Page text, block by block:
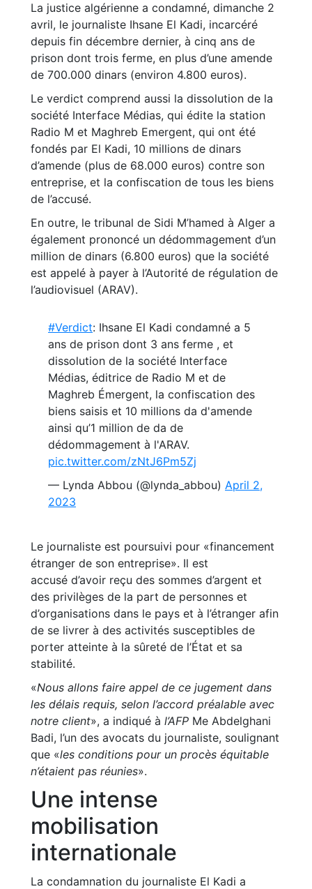
La justice algérienne a condamné, dimanche 2
avril, le journaliste Ihsane El Kadi, incarcéré
depuis fin décembre dernier, à cinq ans de
prison dont trois ferme, en plus d’une amende
de 700.000 dinars (environ 4.800 euros).
Le verdict comprend aussi la dissolution de la
société Interface Médias, qui édite la station
Radio M et Maghreb Emergent, qui ont été
fondés par El Kadi, 10 millions de dinars
d’amende (plus de 68.000 euros) contre son
entreprise, et la confiscation de tous les biens
de l’accusé.
En outre, le tribunal de Sidi M’hamed à Alger a
également prononcé un dédommagement d’un
million de dinars (6.800 euros) que la société
est appelé à payer à l’Autorité de régulation de
l’audiovisuel (ARAV).
#Verdict: Ihsane El Kadi condamné a 5
ans de prison dont 3 ans ferme , et
dissolution de la société Interface
Médias, éditrice de Radio M et de
Maghreb Émergent, la confiscation des
biens saisis et 10 millions da d'amende
ainsi qu’1 million de da de
dédommagement à l'ARAV.
pic.twitter.com/zNtJ6Pm5Zj
— Lynda Abbou (@lynda_abbou) April 2,
2023
Le journaliste est poursuivi pour «financement
étranger de son entreprise». Il est
accusé d’avoir reçu des sommes d’argent et
des privilèges de la part de personnes et
d’organisations dans le pays et à l’étranger afin
de se livrer à des activités susceptibles de
porter atteinte à la sûreté de l’État et sa
stabilité.
«Nous allons faire appel de ce jugement dans
les délais requis, selon l’accord préalable avec
notre client», a indiqué à l’AFP Me Abdelghani
Badi, l’un des avocats du journaliste, soulignant
que «les conditions pour un procès équitable
n’étaient pas réunies».
Une intense
mobilisation
internationale
La condamnation du journaliste El Kadi a